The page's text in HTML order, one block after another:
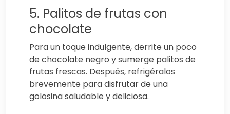
5. Palitos de frutas con
chocolate
Para un toque indulgente, derrite un poco
de chocolate negro y sumerge palitos de
frutas frescas. Después, refrigéralos
brevemente para disfrutar de una
golosina saludable y deliciosa.